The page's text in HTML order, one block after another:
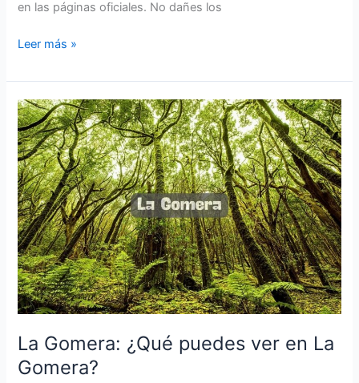
en las páginas oficiales. No dañes los
Cuántos
se
necesitan
para
ver
La
Gomera
Leer más »
La Gomera: ¿Qué puedes ver en La
Gomera?